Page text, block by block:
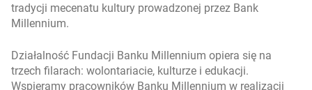
tradycji mecenatu kultury prowadzonej przez Bank
Millennium.
Działalność Fundacji Banku Millennium opiera się na
trzech filarach: wolontariacie, kulturze i edukacji.
Wspieramy pracowników Banku Millennium w realizacji